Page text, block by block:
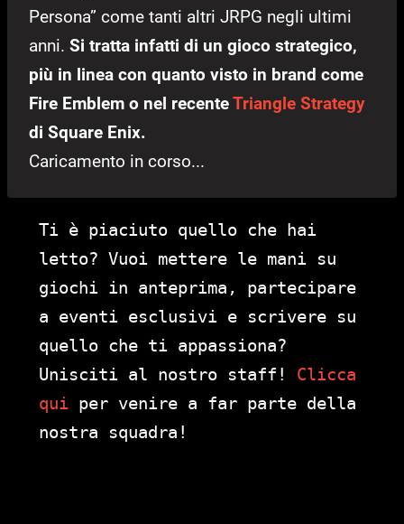
Persona” come tanti altri JRPG negli ultimi
anni. Si tratta infatti di un gioco strategico,
più in linea con quanto visto in brand come
Fire Emblem o nel recenteTriangle Strategy
di Square Enix.
Caricamento in corso...
Ti è piaciuto quello che hai
letto? Vuoi mettere le mani su
giochi in anteprima, partecipare
a eventi esclusivi e scrivere su
quello che ti appassiona?
Unisciti al nostro staff! Clicca
qui per venire a far parte della
nostra squadra!